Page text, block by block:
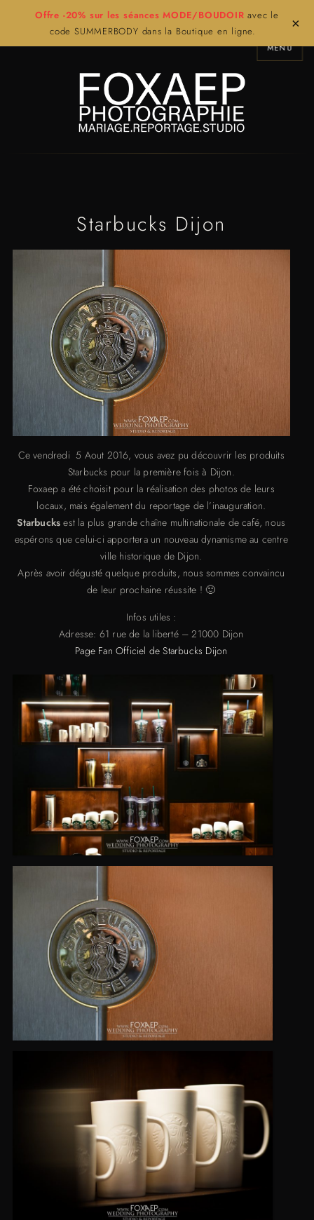
Offre -20% sur les séances MODE/BOUDOIR avec le
code SUMMERBODY dans la Boutique en ligne.
×
MENU
Starbucks Dijon
Ce vendredi 5 Aout 2016, vous avez pu découvrir les produits
Starbucks pour la première fois à Dijon.
Foxaep a été choisit pour la réalisation des photos de leurs
locaux, mais également du reportage de l’inauguration.
Starbucks est la plus grande chaîne multinationale de café, nous
espérons que celui-ci apportera un nouveau dynamisme au centre
ville historique de Dijon.
Après avoir dégusté quelque produits, nous sommes convaincu
de leur prochaine réussite ! 🙂
Infos utiles :
Adresse: 61 rue de la liberté – 21000 Dijon
Page Fan Officiel de Starbucks Dijon